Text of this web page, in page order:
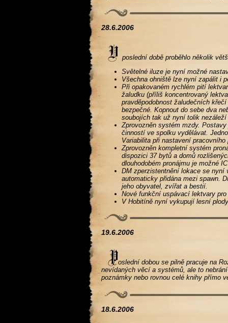
28.6.2006
poslední době proběhlo několik
Světelné iluze je nyní možné
Všechna ohniště lze nyní zapálit i
Při opakovaném rychlém pití
žaludku (příliš koncentrovaný
pravděpodobnost žaludečních
bezpečné. Kopnout do sebe dva
soubojích tak už nyní tolik
Zprovozněn systém mzdy.
činností ve spolku vydělávat.
Variabilita při nastavení
Zprovozněn kompletní systém
dispozici 37 bytů a domů
dlouhodobém pronájmu je možné
DM zperzistentnění lokace se nyní
automaticky přidána mezi spawn.
jeho obyvatel, zvířat a bestií.
Nové funkční uspávací lektvary
V Hobitíně nyní vykupují lesní
19.6.2006
oslední dobou se pilně pracuje na
nevídaných věcí a systémů, ale to
poznámky nebo rovnou celé knihy přímo
18.6.2006